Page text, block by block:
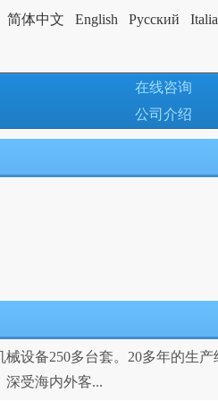
简体中文 English Pусский
在线咨询
公司介绍
设备250多台套。20多年的生
受海内外客...